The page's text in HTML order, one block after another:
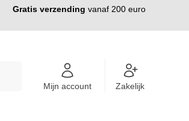
Gratis verzending vanaf 200 euro
Mijn account Zakelijk